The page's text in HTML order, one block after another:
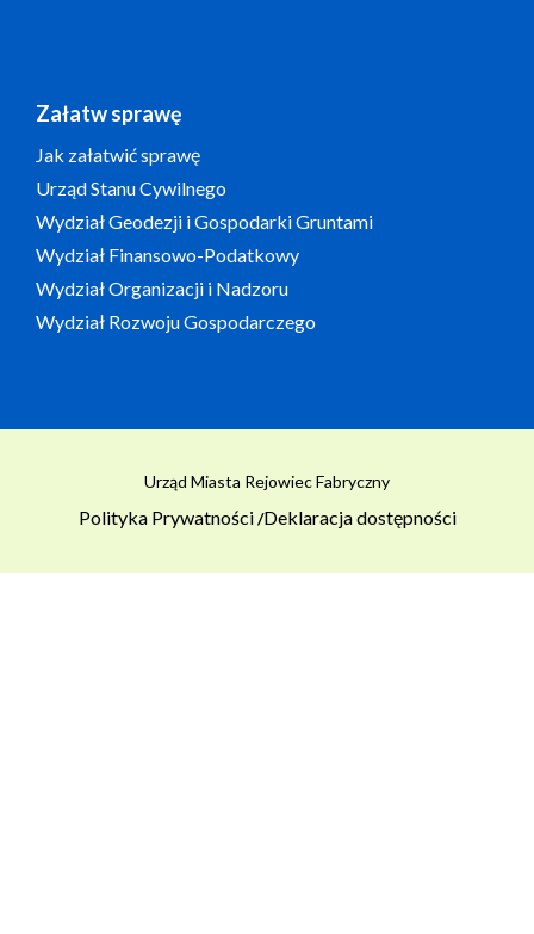
Załatw sprawę
Jak załatwić sprawę
Urząd Stanu Cywilnego
Wydział Geodezji i Gospodarki Gruntami
Wydział Finansowo-Podatkowy
Wydział Organizacji i Nadzoru
Wydział Rozwoju Gospodarczego
Urząd Miasta Rejowiec Fabryczny
Polityka Prywatności/Deklaracja dostępności